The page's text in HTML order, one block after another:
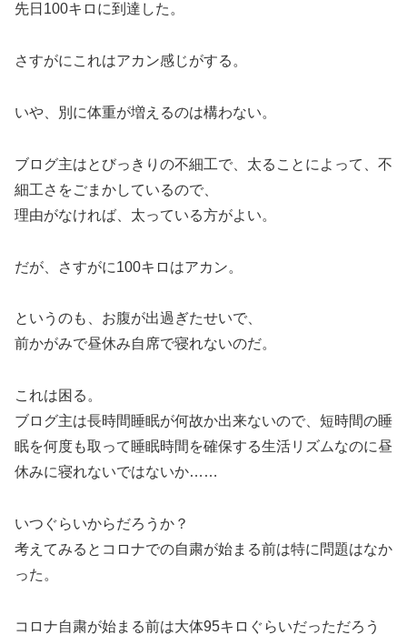
先日100キロに到達した。
さすがにこれはアカン感じがする。
いや、別に体重が増えるのは構わない。
ブログ主はとびっきりの不細工で、太ることによって、不
細工さをごまかしているので、
理由がなければ、太っている方がよい。
だが、さすがに100キロはアカン。
というのも、お腹が出過ぎたせいで、
前かがみで昼休み自席で寝れないのだ。
これは困る。
ブログ主は長時間睡眠が何故か出来ないので、短時間の睡
眠を何度も取って睡眠時間を確保する生活リズムなのに昼
休みに寝れないではないか……
いつぐらいからだろうか？
考えてみるとコロナでの自粛が始まる前は特に問題はなか
った。
コロナ自粛が始まる前は大体95キロぐらいだっただろう